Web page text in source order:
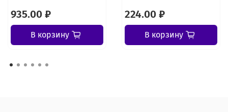
935.00 ₽
В корзину
224.00 ₽
В корзину